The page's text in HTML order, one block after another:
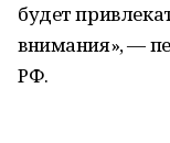
будет
внимания», —
РФ.